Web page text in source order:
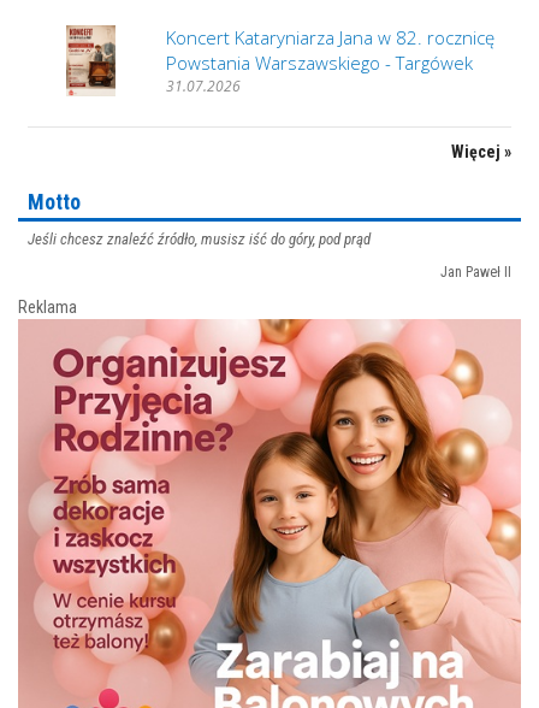
Koncert Kataryniarza Jana w 82. rocznicę
Powstania Warszawskiego - Targówek
31.07.2026
Więcej »
Motto
Jeśli chcesz znaleźć źródło, musisz iść do góry, pod prąd
Jan Paweł II
Reklama